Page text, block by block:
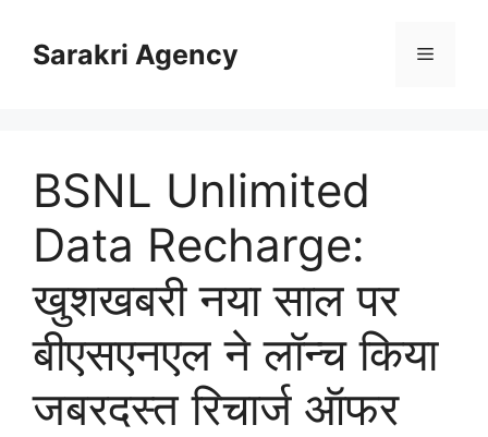
contentSarakri Agency Menu
BSNL Unlimited
Data Recharge:
खुशखबरी नया साल पर
बीएसएनएल ने लॉन्च किया
जबरदस्त रिचार्ज ऑफर